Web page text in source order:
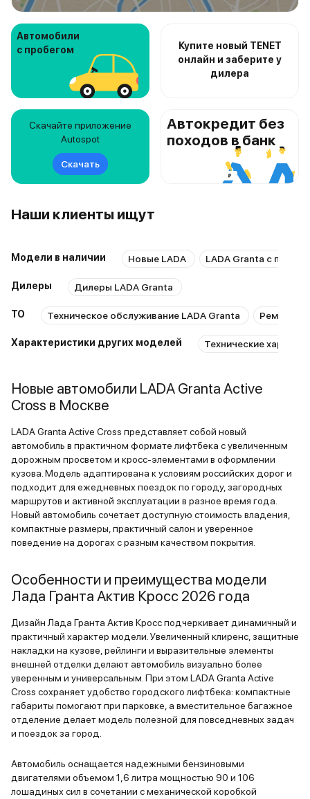
Автомобили
с пробегом
Купите новый TENET
онлайн и заберите у
дилера
Скачайте приложение
Autospot
Скачать
Автокредит без
походов в банк
Наши клиенты ищут
Модели в наличии Новые LADA LADA Granta с
Дилеры Дилеры LADA Granta
ТО Техническое обслуживание LADA Granta Ремонт
Характеристики других моделей Технические
Новые автомобили LADA Granta Active
Cross в Москве
LADA Granta Active Cross представляет собой новый
автомобиль в практичном формате лифтбека с увеличенным
дорожным просветом и кросс-элементами в оформлении
кузова. Модель адаптирована к условиям российских дорог и
подходит для ежедневных поездок по городу, загородных
маршрутов и активной эксплуатации в разное время года.
Новый автомобиль сочетает доступную стоимость владения,
компактные размеры, практичный салон и уверенное
поведение на дорогах с разным качеством покрытия.
Особенности и преимущества модели
Лада Гранта Актив Кросс 2026 года
Дизайн Лада Гранта Актив Кросс подчеркивает динамичный и
практичный характер модели. Увеличенный клиренс, защитные
накладки на кузове, рейлинги и выразительные элементы
внешней отделки делают автомобиль визуально более
уверенным и универсальным. При этом LADA Granta Active
Cross сохраняет удобство городского лифтбека: компактные
габариты помогают при парковке, а вместительное багажное
отделение делает модель полезной для повседневных задач
и поездок за город.
Автомобиль оснащается надежными бензиновыми
двигателями объемом 1,6 литра мощностью 90 и 106
лошадиных сил в сочетании с механической коробкой